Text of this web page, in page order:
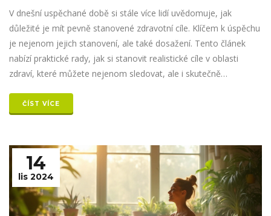
V dnešní uspěchané době si stále více lidí uvědomuje, jak
důležité je mít pevně stanovené zdravotní cíle. Klíčem k úspěchu
je nejenom jejich stanovení, ale také dosažení. Tento článek
nabízí praktické rady, jak si stanovit realistické cíle v oblasti
zdraví, které můžete nejenom sledovat, ale i skutečně
které mohou vaše snažení podpořit.
ČÍST VÍCE
14
lis 2024